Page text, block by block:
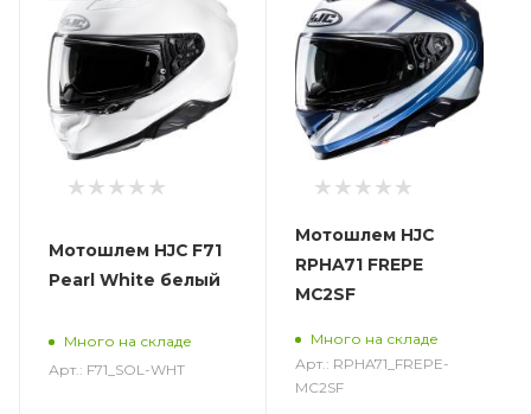
Мотошлем HJC F71
Pearl White белый
Много на складе
Арт.: F71_SOL-WHT
Мотошлем HJC
RPHA71 FREPE
MC2SF
Много на складе
Арт.: RPHA71_FREPE-
MC2SF